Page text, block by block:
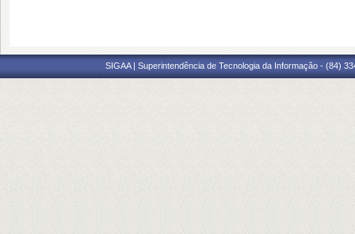
SIGAA | Superintendência de Tecnologia da Informação - (84)